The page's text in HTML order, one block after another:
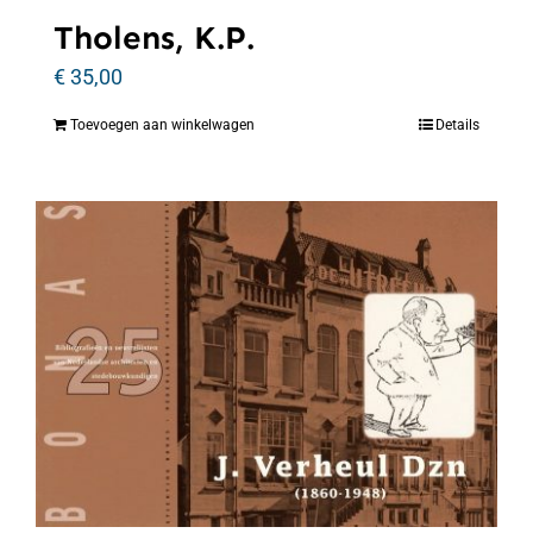
Tholens, K.P.
€35,00
Toevoegen aan winkelwagen Details